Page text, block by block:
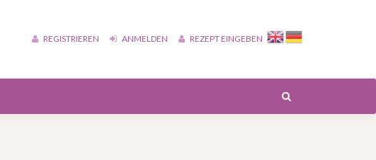
REGISTRIEREN ANMELDEN REZEPT EINGEBEN